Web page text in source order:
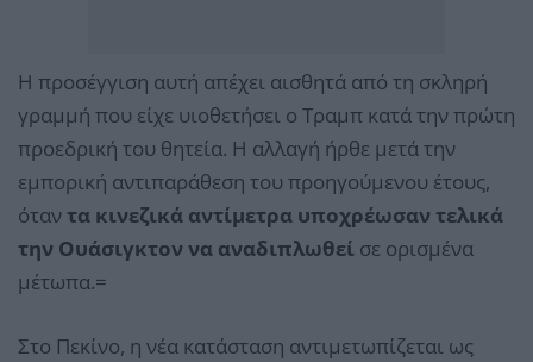
Η προσέγγιση αυτή απέχει αισθητά από τη σκληρή
γραμμή που είχε υιοθετήσει ο Τραμπ κατά την πρώτη
προεδρική του θητεία. Η αλλαγή ήρθε μετά την
εμπορική αντιπαράθεση του προηγούμενου έτους,
όταντα κινεζικά αντίμετρα υποχρέωσαν τελικά
την Ουάσιγκτον να αναδιπλωθεί σε ορισμένα
μέτωπα.=
Στο Πεκίνο, η νέα κατάσταση αντιμετωπίζεται ως